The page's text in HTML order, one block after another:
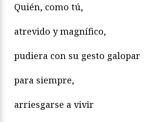
Quién, como tú,
atrevido y magnífico,
pudiera con su gesto galopar
para siempre,
arriesgarse a vivir